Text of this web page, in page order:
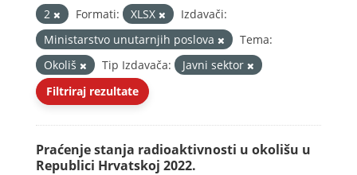
2
Formati: XLSX
Izdavači:
Ministarstvo unutarnjih poslova
Tema:
Okoliš
Tip Izdavača:
Javni sektor
Filtriraj rezultate
Praćenje stanja radioaktivnosti u okolišu u
Republici Hrvatskoj 2022.